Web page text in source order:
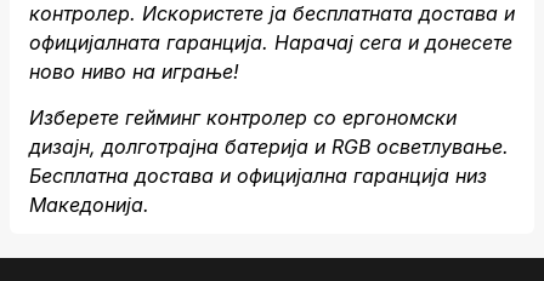
контролер. Искористете ја бесплатната достава и
официјалната гаранција. Нарачај сега и донесете
ново ниво на играње!
Изберете гейминг контролер со ергономски
дизајн, долготрајна батерија и RGB осветлување.
Бесплатна достава и официјална гаранција низ
Македонија.